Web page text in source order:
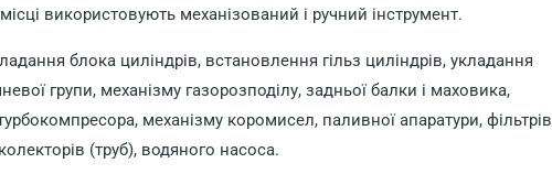
використовують механізований і ручний інструмент.
блока циліндрів, встановлення гільз циліндрів, укладання
групи, механізму газорозподілу, задньої балки і маховика,
механізму коромисел, паливної апаратури, фільтрів
(труб), водяного насоса.